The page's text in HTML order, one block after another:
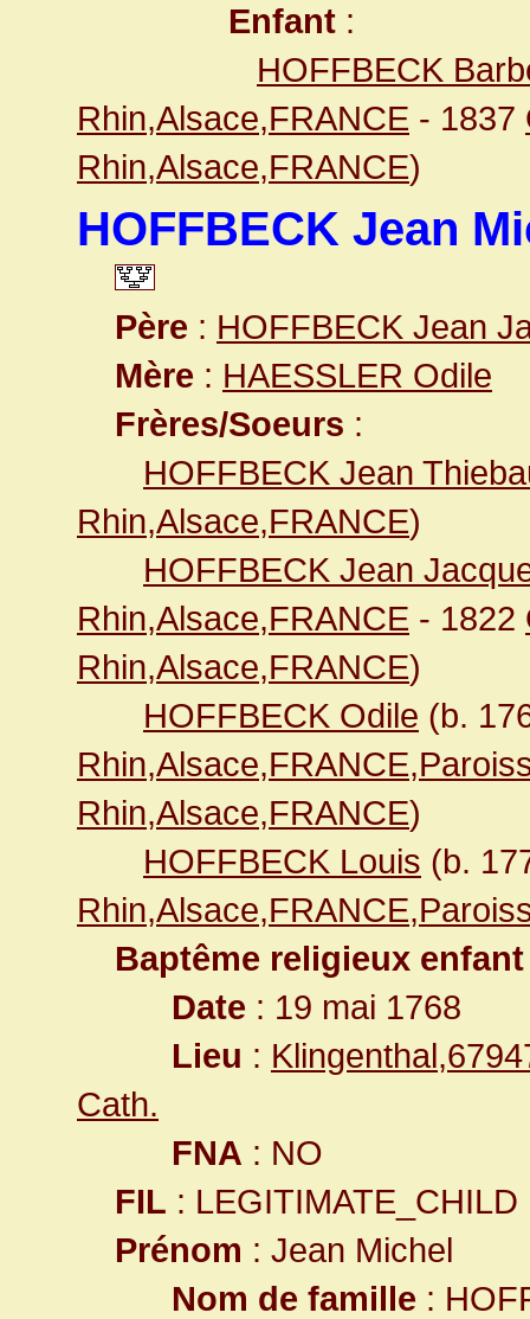
Enfant :
HOFFBECK
Rhin,Alsace,FRANCE - 1837
Rhin,Alsace,FRANCE)
HOFFBECK Jean
Père : HOFFBECK Jean
Mère : HAESSLER Odile
Frères/Soeurs :
HOFFBECK Jean
Rhin,Alsace,FRANCE)
HOFFBECK Jean
Rhin,Alsace,FRANCE - 1822
Rhin,Alsace,FRANCE)
HOFFBECK Odile (b.
Rhin,Alsace,FRANCE)
HOFFBECK Louis (b.
Baptême religieux enfant
Date : 19 mai 1768
Lieu :
Cath.
FNA : NO
FIL : LEGITIMATE_CHILD
Prénom : Jean Michel
Nom de famille :